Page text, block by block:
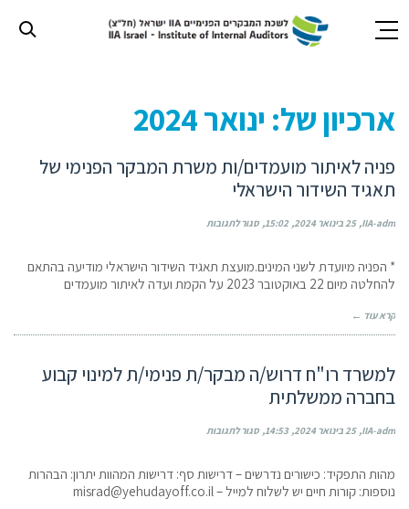
דף
אינטרנט,
אנטר
כדי
מרכזי
ארכיון של: ינואר 2024
פניה לאיתור מועמדים/ות משרת המבקר הפנימי של
תאגיד השידור הישראלי
IIA-adm 25 בינואר 2024 15:02 סגור לתגובות
* הפניה מיועדת לשני המינים.מועצת תאגיד השידור הישראלי מודיעה בהתאם
להחלטה מיום 22 באוקטובר 2023 על הקמת ועדה לאיתור מועמדים
קרא עוד ←
למשרד רו"ח דרוש/ה מבקר/ת פנימי/ת למינוי קבוע
בחברה ממשלתית
IIA-adm 25 בינואר 2024 14:53 סגור לתגובות
מהות התפקיד: כישורים נדרשים – דרישות סף: דרישות המהוות יתרון: הבהרות
נוספות: קורות חיים יש לשלוח למייל –misrad@yehudayoff.co.il